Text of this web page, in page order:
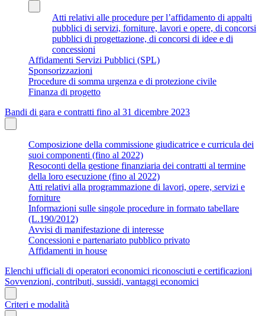
Atti relativi alle procedure per l’affidamento di appalti
pubblici di servizi, forniture, lavori e opere, di concorsi
pubblici di progettazione, di concorsi di idee e di
concessioni
Affidamenti Servizi Pubblici (SPL)
Sponsorizzazioni
Procedure di somma urgenza e di protezione civile
Finanza di progetto
Bandi di gara e contratti fino al 31 dicembre 2023
Composizione della commissione giudicatrice e curricula dei
suoi componenti (fino al 2022)
Resoconti della gestione finanziaria dei contratti al termine
della loro esecuzione (fino al 2022)
Atti relativi alla programmazione di lavori, opere, servizi e
forniture
Informazioni sulle singole procedure in formato tabellare
(L.190/2012)
Avvisi di manifestazione di interesse
Concessioni e partenariato pubblico privato
Affidamenti in house
Elenchi ufficiali di operatori economici riconosciuti e certificazioni
Sovvenzioni, contributi, sussidi, vantaggi economici
Criteri e modalità